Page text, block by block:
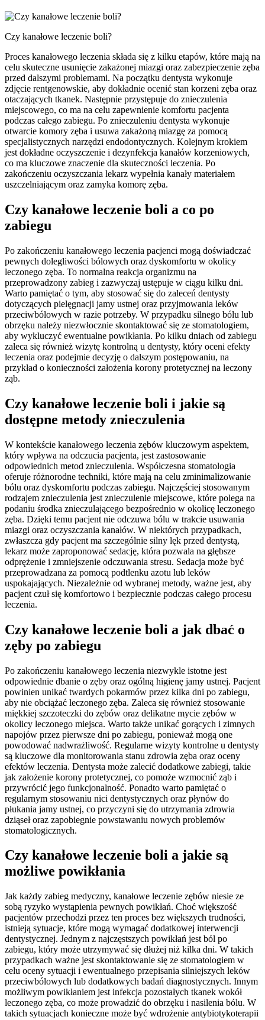
Czy kanałowe leczenie boli?
Proces kanałowego leczenia składa się z kilku etapów, które mają na
celu skuteczne usunięcie zakażonej miazgi oraz zabezpieczenie zęba
przed dalszymi problemami. Na początku dentysta wykonuje
zdjęcie rentgenowskie, aby dokładnie ocenić stan korzeni zęba oraz
otaczających tkanek. Następnie przystępuje do znieczulenia
miejscowego, co ma na celu zapewnienie komfortu pacjenta
podczas całego zabiegu. Po znieczuleniu dentysta wykonuje
otwarcie komory zęba i usuwa zakażoną miazgę za pomocą
specjalistycznych narzędzi endodontycznych. Kolejnym krokiem
jest dokładne oczyszczenie i dezynfekcja kanałów korzeniowych,
co ma kluczowe znaczenie dla skuteczności leczenia. Po
zakończeniu oczyszczania lekarz wypełnia kanały materiałem
uszczelniającym oraz zamyka komorę zęba.
Czy kanałowe leczenie boli a co po
zabiegu
Po zakończeniu kanałowego leczenia pacjenci mogą doświadczać
pewnych dolegliwości bólowych oraz dyskomfortu w okolicy
leczonego zęba. To normalna reakcja organizmu na
przeprowadzony zabieg i zazwyczaj ustępuje w ciągu kilku dni.
Warto pamiętać o tym, aby stosować się do zaleceń dentysty
dotyczących pielęgnacji jamy ustnej oraz przyjmowania leków
przeciwbólowych w razie potrzeby. W przypadku silnego bólu lub
obrzęku należy niezwłocznie skontaktować się ze stomatologiem,
aby wykluczyć ewentualne powikłania. Po kilku dniach od zabiegu
zaleca się również wizytę kontrolną u dentysty, który oceni efekty
leczenia oraz podejmie decyzję o dalszym postępowaniu, na
przykład o konieczności założenia korony protetycznej na leczony
ząb.
Czy kanałowe leczenie boli i jakie są
dostępne metody znieczulenia
W kontekście kanałowego leczenia zębów kluczowym aspektem,
który wpływa na odczucia pacjenta, jest zastosowanie
odpowiednich metod znieczulenia. Współczesna stomatologia
oferuje różnorodne techniki, które mają na celu zminimalizowanie
bólu oraz dyskomfortu podczas zabiegu. Najczęściej stosowanym
rodzajem znieczulenia jest znieczulenie miejscowe, które polega na
podaniu środka znieczulającego bezpośrednio w okolicę leczonego
zęba. Dzięki temu pacjent nie odczuwa bólu w trakcie usuwania
miazgi oraz oczyszczania kanałów. W niektórych przypadkach,
zwłaszcza gdy pacjent ma szczególnie silny lęk przed dentystą,
lekarz może zaproponować sedację, która pozwala na głębsze
odprężenie i zmniejszenie odczuwania stresu. Sedacja może być
przeprowadzana za pomocą podtlenku azotu lub leków
uspokajających. Niezależnie od wybranej metody, ważne jest, aby
pacjent czuł się komfortowo i bezpiecznie podczas całego procesu
leczenia.
Czy kanałowe leczenie boli a jak dbać o
zęby po zabiegu
Po zakończeniu kanałowego leczenia niezwykle istotne jest
odpowiednie dbanie o zęby oraz ogólną higienę jamy ustnej. Pacjent
powinien unikać twardych pokarmów przez kilka dni po zabiegu,
aby nie obciążać leczonego zęba. Zaleca się również stosowanie
miękkiej szczoteczki do zębów oraz delikatne mycie zębów w
okolicy leczonego miejsca. Warto także unikać gorących i zimnych
napojów przez pierwsze dni po zabiegu, ponieważ mogą one
powodować nadwrażliwość. Regularne wizyty kontrolne u dentysty
są kluczowe dla monitorowania stanu zdrowia zęba oraz oceny
efektów leczenia. Dentysta może zalecić dodatkowe zabiegi, takie
jak założenie korony protetycznej, co pomoże wzmocnić ząb i
przywrócić jego funkcjonalność. Ponadto warto pamiętać o
regularnym stosowaniu nici dentystycznych oraz płynów do
płukania jamy ustnej, co przyczyni się do utrzymania zdrowia
dziąseł oraz zapobiegnie powstawaniu nowych problemów
stomatologicznych.
Czy kanałowe leczenie boli a jakie są
możliwe powikłania
Jak każdy zabieg medyczny, kanałowe leczenie zębów niesie ze
sobą ryzyko wystąpienia pewnych powikłań. Choć większość
pacjentów przechodzi przez ten proces bez większych trudności,
istnieją sytuacje, które mogą wymagać dodatkowej interwencji
dentystycznej. Jednym z najczęstszych powikłań jest ból po
zabiegu, który może utrzymywać się dłużej niż kilka dni. W takich
przypadkach ważne jest skontaktowanie się ze stomatologiem w
celu oceny sytuacji i ewentualnego przepisania silniejszych leków
przeciwbólowych lub dodatkowych badań diagnostycznych. Innym
możliwym powikłaniem jest infekcja pozostałych tkanek wokół
leczonego zęba, co może prowadzić do obrzęku i nasilenia bólu. W
takich sytuacjach konieczne może być wdrożenie antybiotykoterapii